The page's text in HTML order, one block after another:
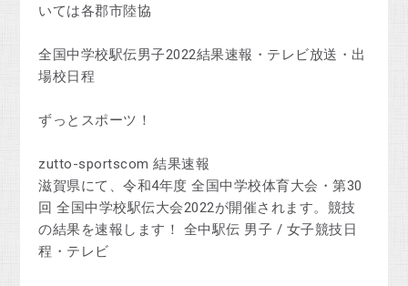
いては各郡市陸協
全国中学校駅伝男子2022結果速報・テレビ放送・出
場校日程
ずっとスポーツ！
zutto-sportscom 結果速報
滋賀県にて、令和4年度 全国中学校体育大会・第30
回 全国中学校駅伝大会2022が開催されます。競技
の結果を速報します！ 全中駅伝 男子 / 女子競技日
程・テレビ